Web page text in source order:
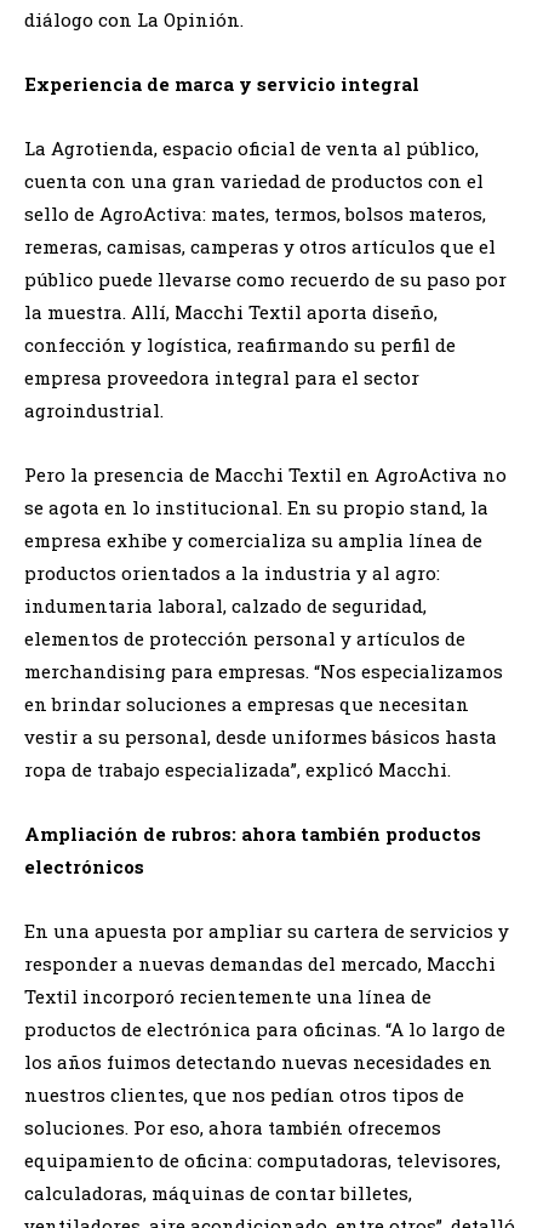
diálogo con La Opinión.
Experiencia de marca y servicio integral
La Agrotienda, espacio oficial de venta al público,
cuenta con una gran variedad de productos con el
sello de AgroActiva: mates, termos, bolsos materos,
remeras, camisas, camperas y otros artículos que el
público puede llevarse como recuerdo de su paso por
la muestra. Allí, Macchi Textil aporta diseño,
confección y logística, reafirmando su perfil de
empresa proveedora integral para el sector
agroindustrial.
Pero la presencia de Macchi Textil en AgroActiva no
se agota en lo institucional. En su propio stand, la
empresa exhibe y comercializa su amplia línea de
productos orientados a la industria y al agro:
indumentaria laboral, calzado de seguridad,
elementos de protección personal y artículos de
merchandising para empresas. “Nos especializamos
en brindar soluciones a empresas que necesitan
vestir a su personal, desde uniformes básicos hasta
ropa de trabajo especializada”, explicó Macchi.
Ampliación de rubros: ahora también productos
electrónicos
En una apuesta por ampliar su cartera de servicios y
responder a nuevas demandas del mercado, Macchi
Textil incorporó recientemente una línea de
productos de electrónica para oficinas. “A lo largo de
los años fuimos detectando nuevas necesidades en
nuestros clientes, que nos pedían otros tipos de
soluciones. Por eso, ahora también ofrecemos
equipamiento de oficina: computadoras, televisores,
calculadoras, máquinas de contar billetes,